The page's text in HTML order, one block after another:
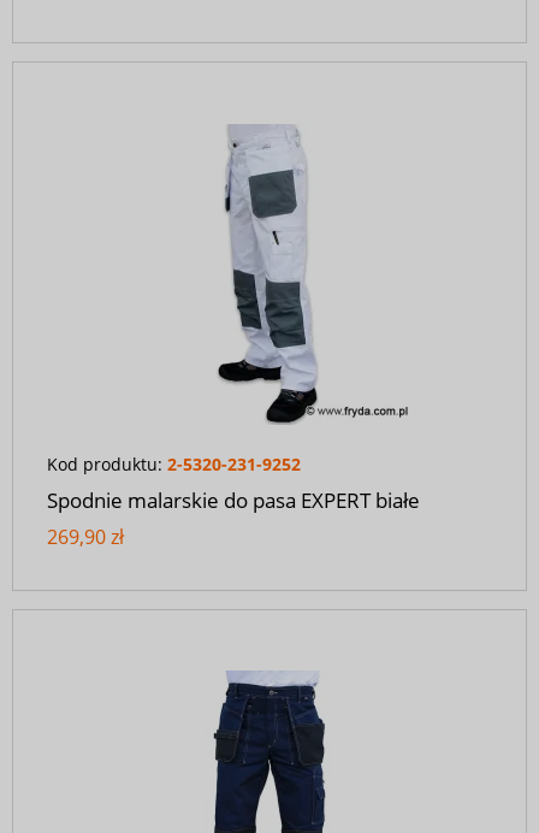
Kod produktu: 2-5320-231-9252
Spodnie malarskie do pasa EXPERT białe
269,90 zł